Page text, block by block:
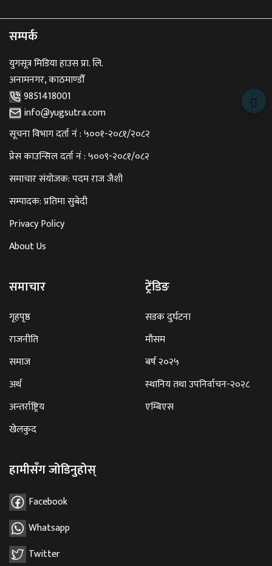
सम्पर्क
युगसूत्र मिडिया हाउस प्रा. लि.
अनामनगर, काठमाण्डौँ
9851418001
info@yugsutra.com
सूचना विभाग दर्ता नं : ५००१-२०८१/२०८२
प्रेस काउन्सिल दर्ता नं : ५००९-२०८१/०८२
समाचार संयोजक: पदम राज जैशी
सम्पादक: प्रतिमा सुबेदी
Privacy Policy
About Us
समाचार
गृहपृष्ठ
राजनीति
समाज
अर्थ
अन्तर्राष्ट्रिय
खेलकुद
ट्रेंडिङ
सडक दुर्घटना
मौसम
बर्ष २०२५
स्थानिय तथा उपनिर्वाचन-२०२८
एम्बिएस
हामीसँग जोडिनुहोस्
Facebook
Whatsapp
Twitter